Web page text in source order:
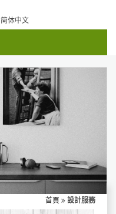
简体中文
首頁 設計服務